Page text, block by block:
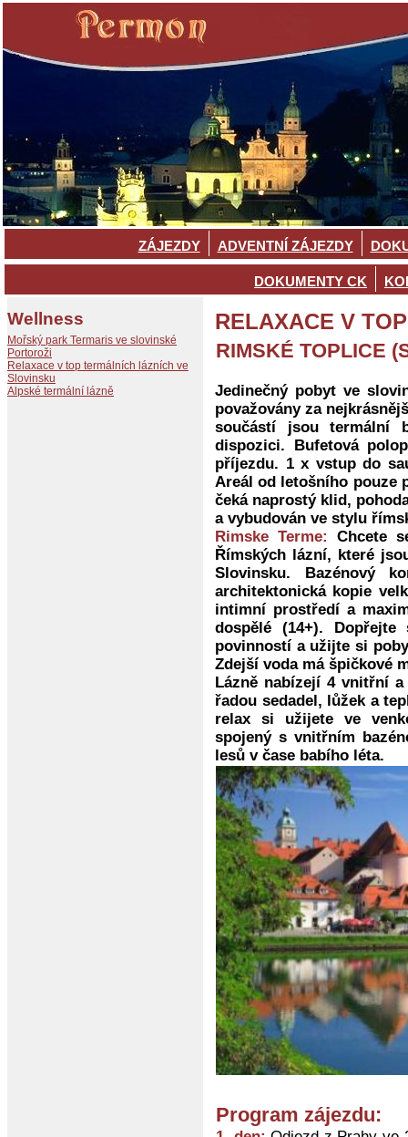
ZÁJEZDY ADVENTNÍ ZÁJEZDY
DOKUMENTY CK
Wellness
Mořský park Termaris ve slovinské
Portoroži
Relaxace v top termálních lázních ve
Slovinsku
Alpské termální lázně
RELAXACE V
RIMSKÉ TOPLICE
Jedinečný pobyt ve
považovány za
součástí jsou termální
dispozici. Bufetová
příjezdu. 1 x vstup do
Areál od letošního pouze
čeká naprostý klid,
a vybudován ve stylu
Rimske Terme:
Chcete
Římských lázní, které
Slovinsku. Bazénový
architektonická kopie
intimní prostředí a
dospělé (14+).
povinností a užijte si
Zdejší voda má špičkové
Lázně nabízejí 4 vnitřní
řadou sedadel, lůžek a
relax si užijete ve
spojený s vnitřním
lesů v čase babího léta.
Program zájezdu: